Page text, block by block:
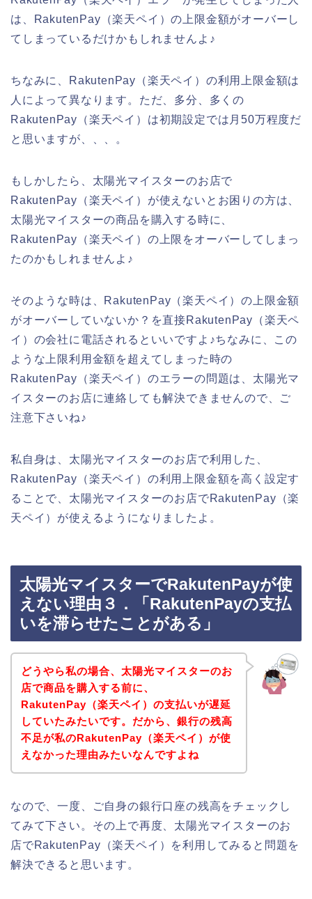
は、RakutenPay（楽天ペイ）の上限金額がオーバーし
てしまっているだけかもしれませんよ♪
ちなみに、RakutenPay（楽天ペイ）の利用上限金額は
人によって異なります。ただ、多分、多くの
RakutenPay（楽天ペイ）は初期設定では月50万程度だ
と思いますが、、、。
もしかしたら、太陽光マイスターのお店で
RakutenPay（楽天ペイ）が使えないとお困りの方は、
太陽光マイスターの商品を購入する時に、
RakutenPay（楽天ペイ）の上限をオーバーしてしまっ
たのかもしれませんよ♪
そのような時は、RakutenPay（楽天ペイ）の上限金額
がオーバーしていないか？を直接RakutenPay（楽天ペ
イ）の会社に電話されるといいですよ♪ちなみに、この
ような上限利用金額を超えてしまった時の
RakutenPay（楽天ペイ）のエラーの問題は、太陽光マ
イスターのお店に連絡しても解決できませんので、ご
注意下さいね♪
私自身は、太陽光マイスターのお店で利用した、
RakutenPay（楽天ペイ）の利用上限金額を高く設定す
ることで、太陽光マイスターのお店でRakutenPay（楽
天ペイ）が使えるようになりましたよ。
太陽光マイスターでRakutenPayが使
えない理由３．「RakutenPayの支払
いを滞らせたことがある」
どうやら私の場合、太陽光マイスターのお
店で商品を購入する前に、
RakutenPay（楽天ペイ）の支払いが遅延
していたみたいです。だから、銀行の残高
不足が私のRakutenPay（楽天ペイ）が使
えなかった理由みたいなんですよね
なので、一度、ご自身の銀行口座の残高をチェックし
てみて下さい。その上で再度、太陽光マイスターのお
店でRakutenPay（楽天ペイ）を利用してみると問題を
解決できると思います。